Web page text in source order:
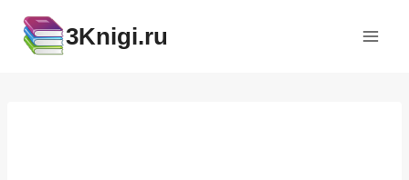
содержимому
3Knigi.ru